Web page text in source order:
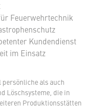
Feuerwehrtechnik
Kundendienst
im Einsatz
persönliche als auch
Löschsysteme, die in
Produktionsstätten